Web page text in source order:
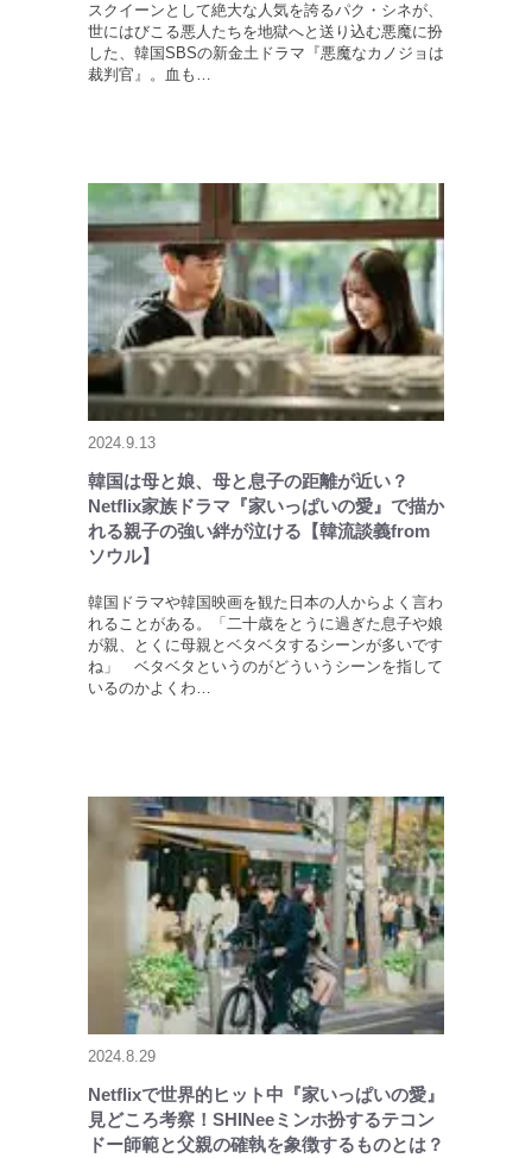
スクイーンとして絶大な人気を誇るパク・シネが、
世にはびこる悪人たちを地獄へと送り込む悪魔に扮
した、韓国SBSの新金土ドラマ『悪魔なカノジョは
裁判官』。血も…
2024.9.13
韓国は母と娘、母と息子の距離が近い？
Netflix家族ドラマ『家いっぱいの愛』で描か
れる親子の強い絆が泣ける【韓流談義from
ソウル】
韓国ドラマや韓国映画を観た日本の人からよく言わ
れることがある。「二十歳をとうに過ぎた息子や娘
が親、とくに母親とベタベタするシーンが多いです
ね」 ベタベタというのがどういうシーンを指して
いるのかよくわ…
2024.8.29
Netflixで世界的ヒット中『家いっぱいの愛』
見どころ考察！SHINeeミンホ扮するテコン
ドー師範と父親の確執を象徴するものとは？